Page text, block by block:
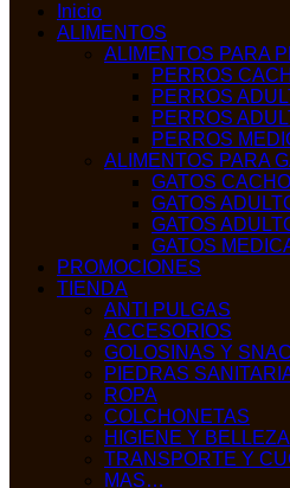
Inicio
ALIMENTOS
ALIMENTOS PARA
PERROS
PERROS
PERROS
PERROS
ALIMENTOS PARA
GATOS
GATOS
GATOS
GATOS
PROMOCIONES
TIENDA
ANTI PULGAS
ACCESORIOS
GOLOSINAS Y
PIEDRAS
ROPA
COLCHONETAS
HIGIENE Y BELLEZA
TRANSPORTE Y
MAS…